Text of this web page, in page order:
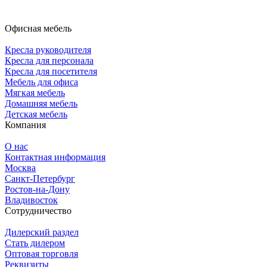
Офисная мебель
Кресла руководителя
Кресла для персонала
Кресла для посетителя
Мебель для офиса
Мягкая мебель
Домашняя мебель
Детская мебель
Компания
О нас
Контактная информация
Москва
Санкт-Петербург
Ростов-на-Дону
Владивосток
Сотрудничество
Дилерский раздел
Стать дилером
Оптовая торговля
Реквизиты